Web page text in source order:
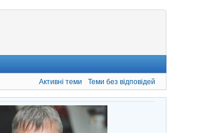
Активні теми Теми без відповідей